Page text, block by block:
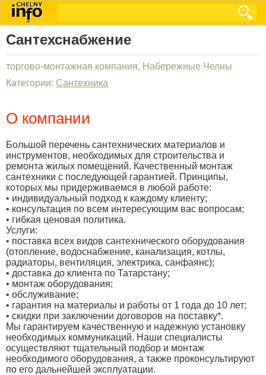
Сантехснабжение
торгово-монтажная компания, Набережные Челны
Категории: Сантехника
О компании
Большой перечень сантехнических материалов и
инструментов, необходимых для строительства и
ремонта жилых помещений. Качественный монтаж
сантехники с последующей гарантией. Принципы,
которых мы придерживаемся в любой работе:
• индивидуальный подход к каждому клиенту;
• консультация по всем интересующим вас вопросам;
• гибкая ценовая политика.
Услуги:
• поставка всех видов сантехнического оборудования
(отопление, водоснабжение, канализация, котлы,
радиаторы, вентиляция, электрика, санфаянс);
• доставка до клиента по Татарстану;
• монтаж оборудования;
• обслуживание;
• гарантия на материалы и работы от 1 года до 10 лет;
• скидки при заключении договоров на поставку*.
Мы гарантируем качественную и надежную установку
необходимых коммуникаций. Наши специалисты
осуществляют тщательный подбор и монтаж
необходимого оборудования, а также проконсультируют
по его дальнейшей эксплуатации.